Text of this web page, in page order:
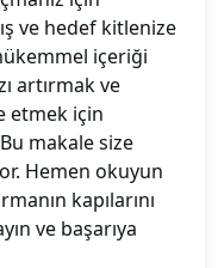
ve hedef kitlenize
içeriği
artırmak ve
etmek için
makale size
Hemen okuyun
kapılarını
ve başarıya